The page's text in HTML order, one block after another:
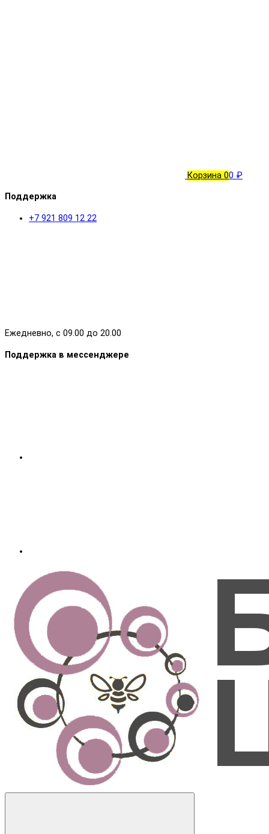
Корзина 00 ₽
Поддержка
+7 921 809 12 22
Ежедневно, с 09.00 до 20.00
Поддержка в мессенджере